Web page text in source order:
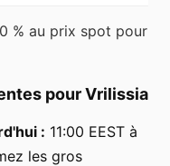
% au prix spot pour
pour Vrilissia
: 11:00 EEST à
les gros